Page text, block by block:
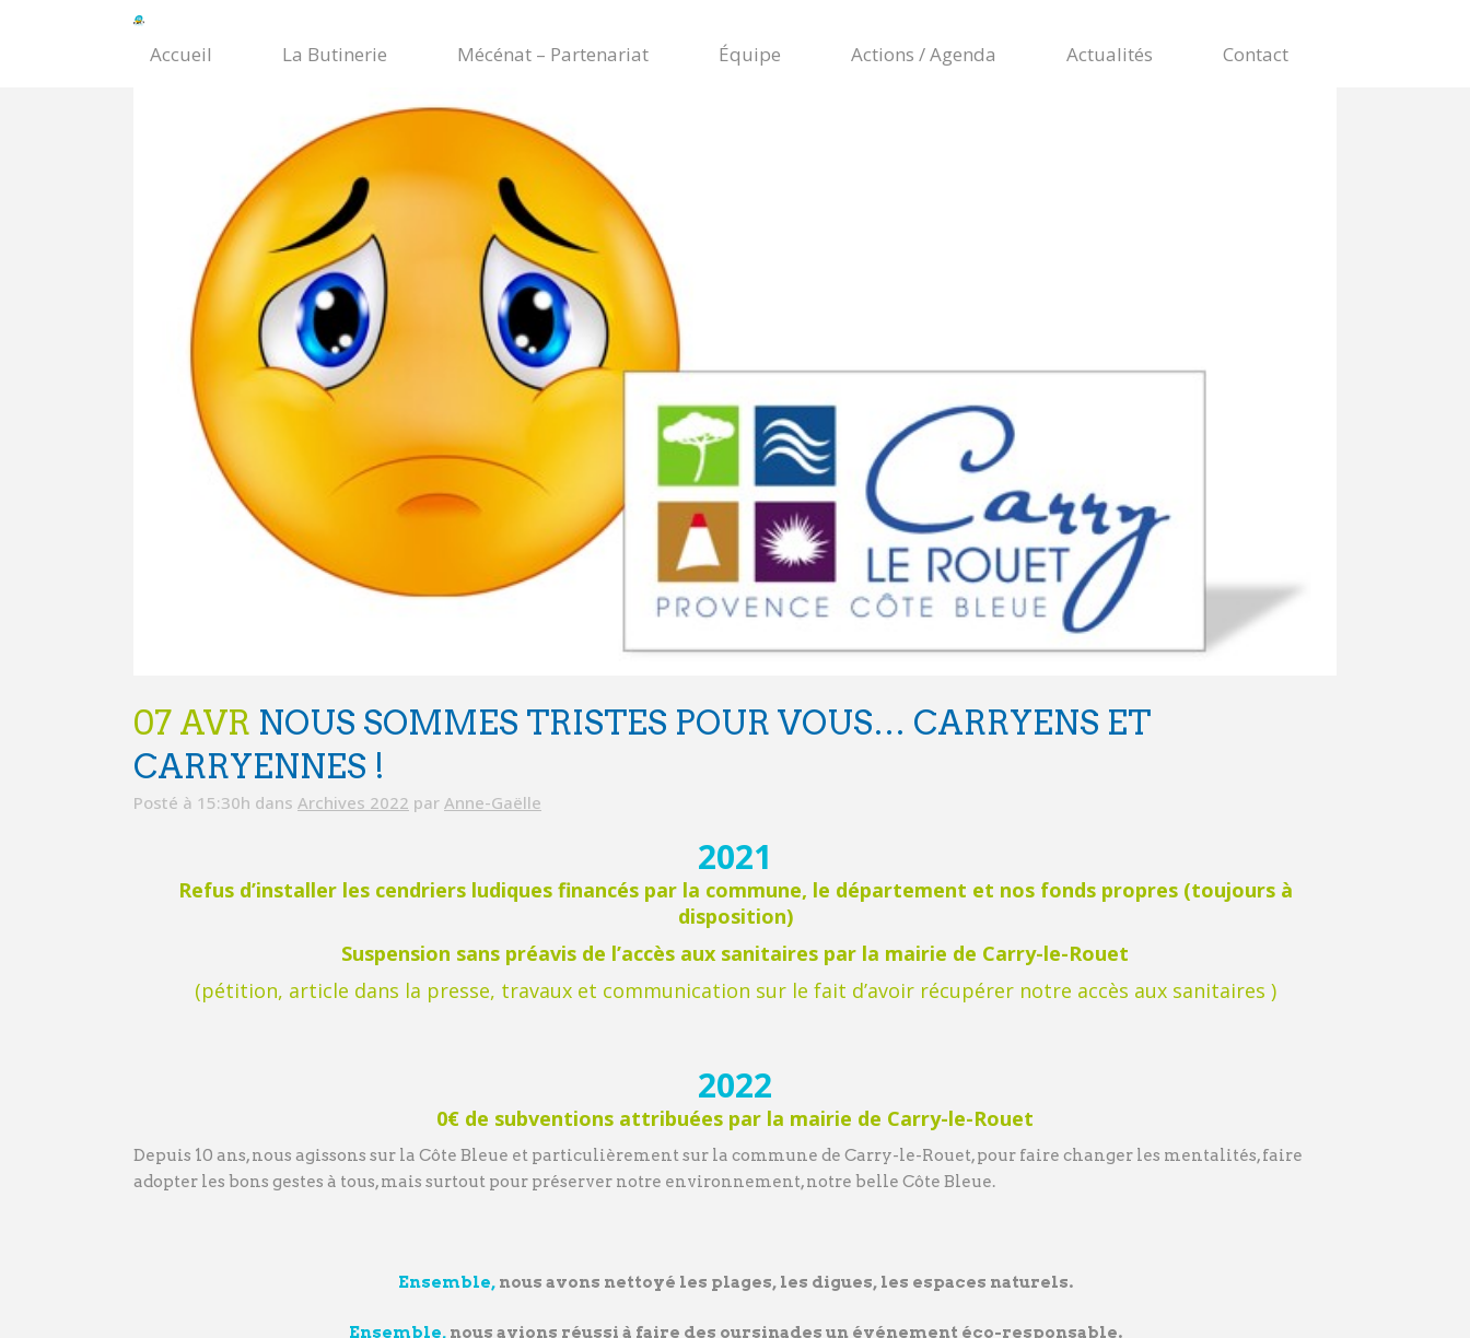
Accueil La Butinerie Mécénat – Partenariat Équipe Actions / Agenda Actualités Contact
07 AVR NOUS SOMMES TRISTES POUR VOUS… CARRYENS ET
CARRYENNES !
Posté à 15:30h dans Archives 2022 par Anne-Gaëlle
2021
Refus d’installer les cendriers ludiques financés par la commune, le département et nos fonds propres (toujours à
disposition)
Suspension sans préavis de l’accès aux sanitaires par la mairie de Carry-le-Rouet
(pétition, article dans la presse, travaux et communication sur le fait d’avoir récupérer notre accès aux sanitaires )
2022
0€ de subventions attribuées par la mairie de Carry-le-Rouet
Depuis 10 ans, nous agissons sur la Côte Bleue et particulièrement sur la commune de Carry-le-Rouet, pour faire changer les mentalités, faire
adopter les bons gestes à tous, mais surtout pour préserver notre environnement, notre belle Côte Bleue.
Ensemble,nous avons nettoyé les plages, les digues, les espaces naturels.
Ensemble,nous avions réussi à faire des oursinades un événement éco-responsable.